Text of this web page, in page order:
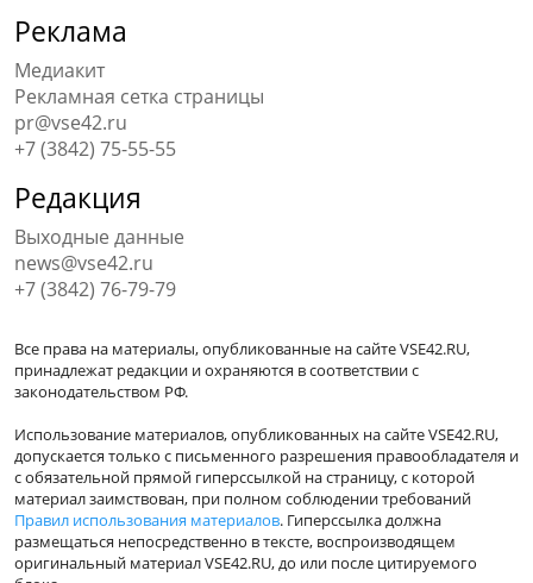
Реклама
Медиакит
Рекламная сетка страницы
pr@vse42.ru
+7 (3842) 75-55-55
Редакция
Выходные данные
news@vse42.ru
+7 (3842) 76-79-79
Все права на материалы, опубликованные на сайте VSE42.RU,
принадлежат редакции и охраняются в соответствии с
законодательством РФ.
Использование материалов, опубликованных на сайте VSE42.RU,
допускается только с письменного разрешения правообладателя и
с обязательной прямой гиперссылкой на страницу, с которой
материал заимствован, при полном соблюдении требований
Правил использования материалов. Гиперссылка должна
размещаться непосредственно в тексте, воспроизводящем
оригинальный материал VSE42.RU, до или после цитируемого